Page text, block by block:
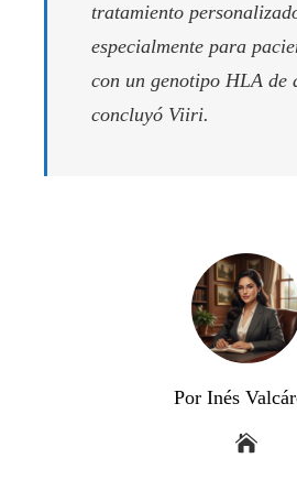
tratamiento
especialmente para
con un genotipo HLA de
concluyó Viiri.
Por Inés